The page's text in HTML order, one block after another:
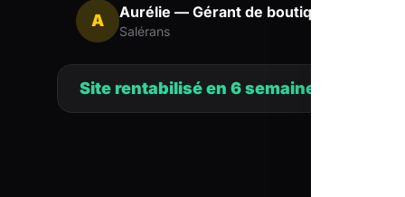
A Aurélie — Gérant de boutique
Salérans
Site rentabilisé en 6 semaines